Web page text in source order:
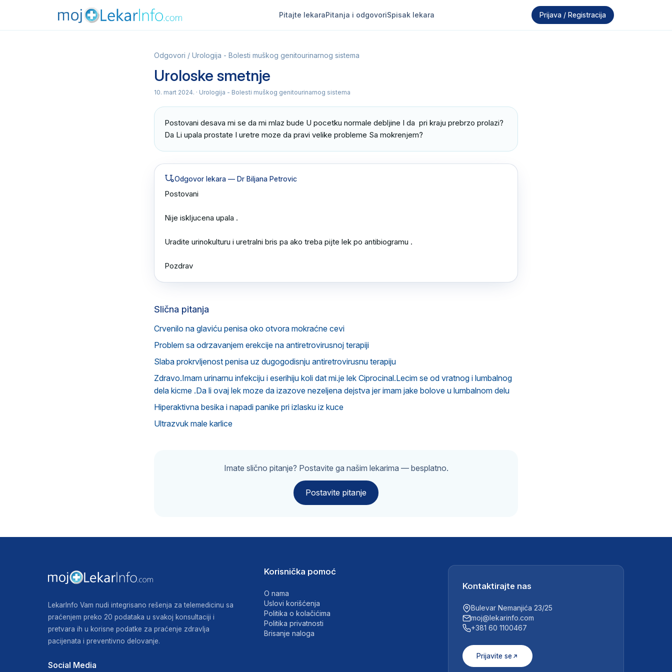
Pitajte lekaraPitanja i odgovoriSpisak lekara Prijava / Registracija
Odgovori / Urologija - Bolesti muškog genitourinarnog sistema
Uroloske smetnje
10. mart 2024. · Urologija - Bolesti muškog genitourinarnog sistema
Postovani desava mi se da mi mlaz bude U pocetku normale debljine I da  pri kraju prebrzo prolazi?
Da Li upala prostate I uretre moze da pravi velike probleme Sa mokrenjem?
Odgovor lekara — Dr Biljana Petrovic
Postovani
Nije iskljucena upala .
Uradite urinokulturu i uretralni bris pa ako treba pijte lek po antibiogramu .
Pozdrav
Slična pitanja
Crvenilo na glaviću penisa oko otvora mokraćne cevi
Problem sa odrzavanjem erekcije na antiretrovirusnoj terapiji
Slaba prokrvljenost penisa uz dugogodisnju antiretrovirusnu terapiju
Zdravo.Imam urinarnu infekciju i eserihiju koli dat mi.je lek Ciprocinal.Lecim se od vratnog i lumbalnog
dela kicme .Da li ovaj lek moze da izazove nezeljena dejstva jer imam jake bolove u lumbalnom delu
Hiperaktivna besika i napadi panike pri izlasku iz kuce
Ultrazvuk male karlice
Imate slično pitanje? Postavite ga našim lekarima — besplatno.
Postavite pitanje
LekarInfo Vam nudi integrisano rešenja za telemedicinu sa
praćenjem preko 20 podataka u svakoj konsultaciji i
pretvara ih u korisne podatke za praćenje zdravlja
pacijenata i preventivno delovanje.
Social Media
Korisnička pomoć
O nama
Uslovi korišćenja
Politika o kolačićima
Politika privatnosti
Brisanje naloga
Kontaktirajte nas
Bulevar Nemanjića 23/25
moj@lekarinfo.com
+381 60 1100467
Prijavite se